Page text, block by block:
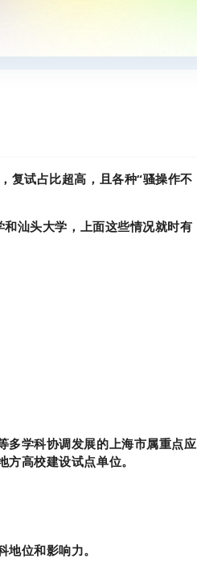
复试占比超高，且各种“骚操作不
汕头大学，上面这些情况就时有
多学科协调发展的上海市属重点应
高校建设试点单位。
位和影响力。